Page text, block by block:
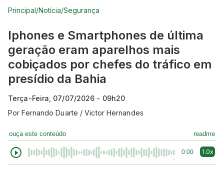
Principal/Notícia/Segurança
Iphones e Smartphones de última
geração eram aparelhos mais
cobiçados por chefes do tráfico em
presídio da Bahia
Terça-Feira, 07/07/2026 - 09h20
PorFernando Duarte / Victor Hernandes
ouça este conteúdo readme
0:00 1.0x